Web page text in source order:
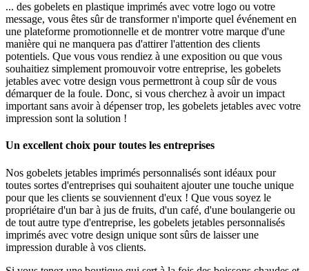
... des gobelets en plastique imprimés avec votre logo ou votre
message, vous êtes sûr de transformer n'importe quel événement en
une plateforme promotionnelle et de montrer votre marque d'une
manière qui ne manquera pas d'attirer l'attention des clients
potentiels. Que vous vous rendiez à une exposition ou que vous
souhaitiez simplement promouvoir votre entreprise, les gobelets
jetables avec votre design vous permettront à coup sûr de vous
démarquer de la foule. Donc, si vous cherchez à avoir un impact
important sans avoir à dépenser trop, les gobelets jetables avec votre
impression sont la solution !
Un excellent choix pour toutes les entreprises
Nos gobelets jetables imprimés personnalisés sont idéaux pour
toutes sortes d'entreprises qui souhaitent ajouter une touche unique
pour que les clients se souviennent d'eux ! Que vous soyez le
propriétaire d'un bar à jus de fruits, d'un café, d'une boulangerie ou
de tout autre type d'entreprise, les gobelets jetables personnalisés
imprimés avec votre design unique sont sûrs de laisser une
impression durable à vos clients.